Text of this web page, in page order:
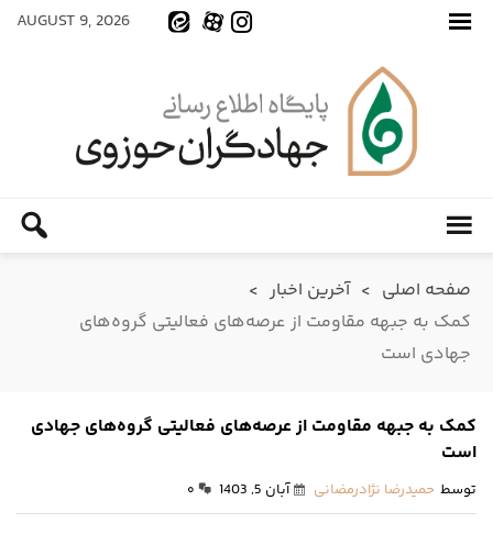
AUGUST 9, 2026
صفحه اصلی > آخرین اخبار >
کمک به جبهه مقاومت از عرصه‌های فعالیتی گروه‌های
جهادی است
کمک به جبهه مقاومت از عرصه‌های فعالیتی گروه‌های جهادی
است
توسط حمیدرضا نژادرمضانی آبان 5, 1403 ۰